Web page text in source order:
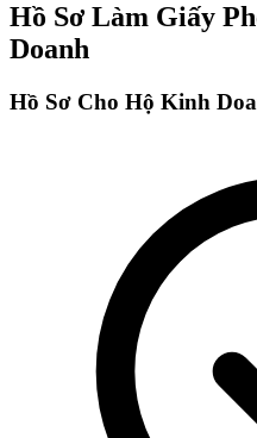
Hồ Sơ Làm Giấy
Doanh
Hồ Sơ Cho Hộ Kinh